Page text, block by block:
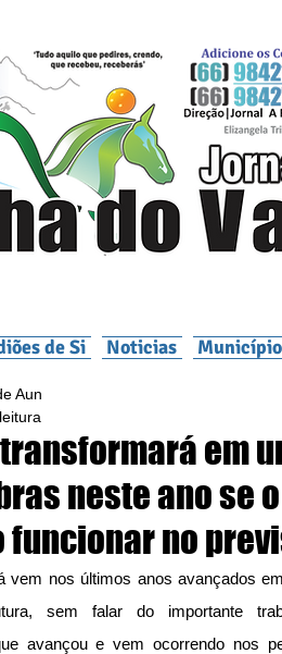
de Si Noticias
em
neste ano se o
funcionar no
Aun
vem nos últimos anos avançados
sem falar do importante
avançou e vem ocorrendo nos